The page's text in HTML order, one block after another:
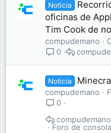
Noticia
oficinas de
Tim Cook de
compudemano
0
Noticia
compudemano
0
Foro de
compudemano